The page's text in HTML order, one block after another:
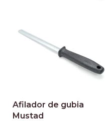
Afilador de gubia
Mustad